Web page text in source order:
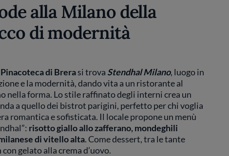
alla Milano della
di modernità
Pinacoteca di Brerasi trova Stendhal Milano, luogo in
e la modernità, dando vita a un ristorante al
nella forma. Lo stile raffinato degli interni crea un
a quello dei bistrot parigini, perfetto per chi voglia
romantica e sofisticata. Il locale propone un menù
risotto giallo allo zafferano, mondeghili
di vitello alta. Come dessert, tra le tante
gelato alla crema d’uovo.